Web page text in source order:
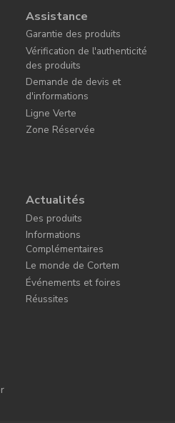
Assistance
Garantie des produits
Vérification de l'authenticité
des produits
Demande de devis et
d'informations
Ligne Verte
Zone Réservée
Actualités
Des produits
Informations
Complémentaires
Le monde de Cortem
Événements et foires
Réussites